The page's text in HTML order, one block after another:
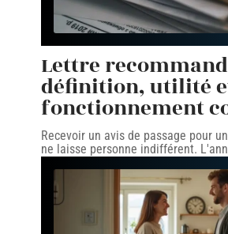
Lettre
définition, utilité
fonctionnement
Recevoir un avis de passage pour
ne laisse personne indifférent.